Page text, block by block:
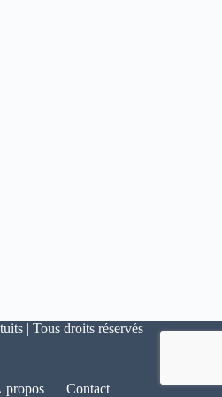
| Tous droits réservés
propos Contact